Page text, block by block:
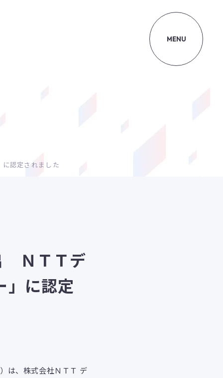
MENU
認定されました
ＮＴＴデ
」に認定
は、株式会社ＮＴＴ デ